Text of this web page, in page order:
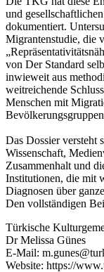
und
dokumentiert.
Migrantenstudie, die
von Der Standard
inwieweit aus
weitreichende
Menschen mit
Das Dossier versteht
Wissenschaft,
Zusammenhalt und
Institutionen, die mit
Diagnosen über
Den vollständigen
Türkische
Dr Melissa Günes
E-Mail:
Website: https://